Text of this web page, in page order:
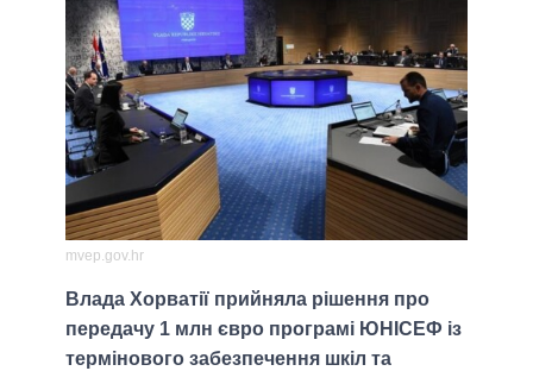
mvep.gov.hr
Влада Хорватії прийняла рішення про
передачу 1 млн євро програмі ЮНІСЕФ із
термінового забезпечення шкіл та